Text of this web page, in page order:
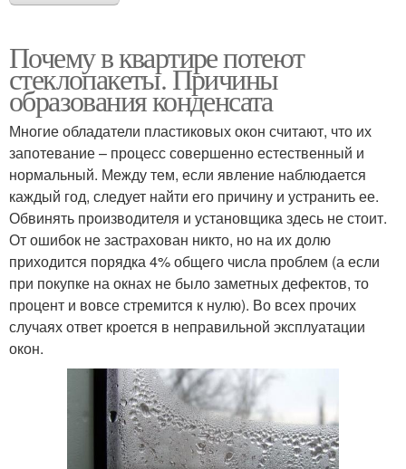
Почему в квартире потеют
стеклопакеты. Причины
образования конденсата
Многие обладатели пластиковых окон считают, что их
запотевание – процесс совершенно естественный и
нормальный. Между тем, если явление наблюдается
каждый год, следует найти его причину и устранить ее.
Обвинять производителя и установщика здесь не стоит.
От ошибок не застрахован никто, но на их долю
приходится порядка 4% общего числа проблем (а если
при покупке на окнах не было заметных дефектов, то
процент и вовсе стремится к нулю). Во всех прочих
случаях ответ кроется в неправильной эксплуатации
окон.